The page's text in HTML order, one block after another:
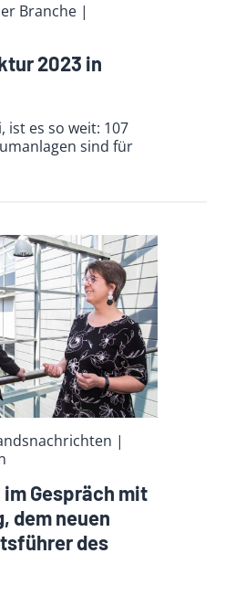
Branche |
2023 in
ist es so weit: 107
sind für
|
Gespräch mit
dem neuen
des